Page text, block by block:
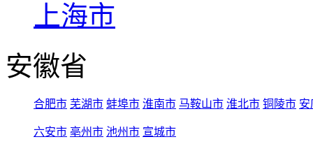
上海市
安徽省
合肥市 芜湖市 蚌埠市 淮南市 马鞍山市 淮北市 铜陵市 安
六安市 亳州市 池州市 宣城市